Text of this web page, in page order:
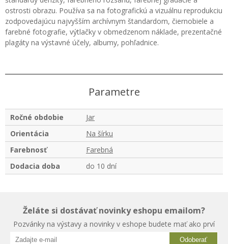
ostrosti obrazu. Používa sa na fotografickú a vizuálnu reprodukciu
zodpovedajúcu najvyšším archívnym štandardom, čiernobiele a
farebné fotografie, výtlačky v obmedzenom náklade, prezentačné
plagáty na výstavné účely, albumy, pohľadnice.
Parametre
Ročné obdobie
Jar
Orientácia
Na šírku
Farebnosť
Farebná
Dodacia doba
do 10 dní
Želáte si dostávať novinky eshopu emailom?
Pozvánky na výstavy a novinky v eshope budete mať ako prví
Odoberať